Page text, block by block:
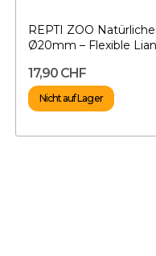
REPTI ZOO
Ø20mm – Flexible
17,90 CHF
Nicht auf Lager